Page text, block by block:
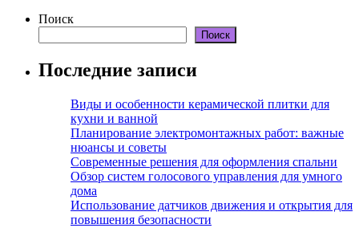
Поиск
Поиск
Последние записи
Виды и особенности керамической плитки для
кухни и ванной
Планирование электромонтажных работ: важные
нюансы и советы
Современные решения для оформления спальни
Обзор систем голосового управления для умного
дома
Использование датчиков движения и открытия для
повышения безопасности